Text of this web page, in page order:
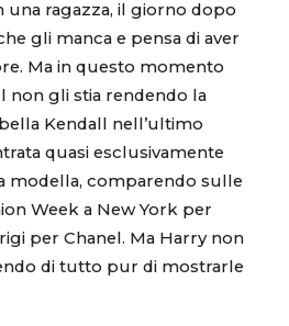
una ragazza, il giorno dopo
gli manca e pensa di aver
Ma in questo momento
non gli stia rendendo la
Kendall nell’ultimo
quasi esclusivamente
modella, comparendo sulle
Week a New York per
per Chanel. Ma Harry non
di tutto pur di mostrarle